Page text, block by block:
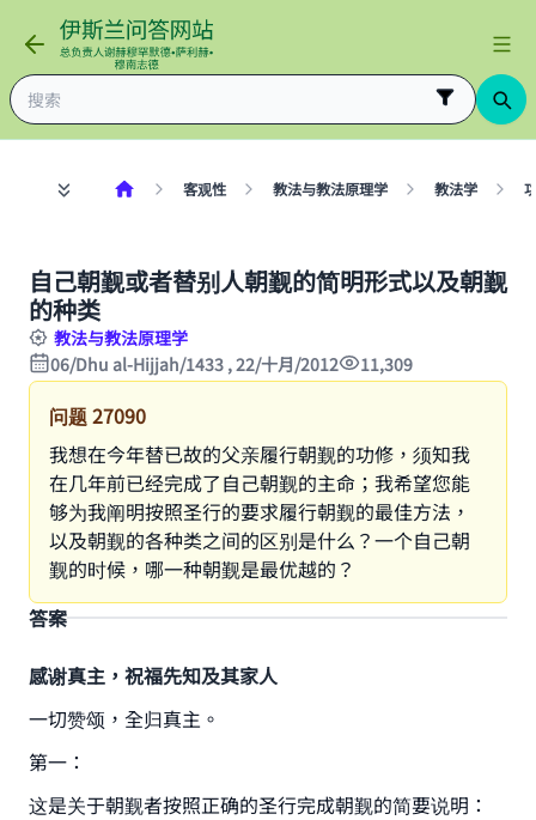
客观性 教法与教法原理学 教法学
自己朝觐或者替别人朝觐的简明形式以及朝觐
的种类
教法与教法原理学
06/Dhu al-Hijjah/1433 , 22/十月/2012
11,309
问题27090
我想在今年替已故的父亲履行朝觐的功修，须知我
在几年前已经完成了自己朝觐的主命；我希望您能
够为我阐明按照圣行的要求履行朝觐的最佳方法，
以及朝觐的各种类之间的区别是什么？一个自己朝
觐的时候，哪一种朝觐是最优越的？
答案
感谢真主，祝福先知及其家人
一切赞颂，全归真主。
第一：
这是关于朝觐者按照正确的圣行完成朝觐的简要说明：